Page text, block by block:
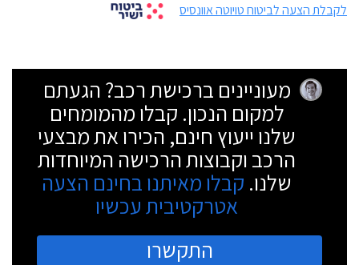
לקבלת הצעה לביטוח טויוטה אוונסיס
מעוניינים ברכישת רכב? הגעתם
למקום הנכון. קבלו מהמומחים
שלנו ייעוץ חינם, הכירו את מבצעי
הרכב וקבוצות הרכישה המיוחדות
שלנו. קבלו מאיתנו בחינם הצעה
אטרקטיבית עכשיו
התקשרו